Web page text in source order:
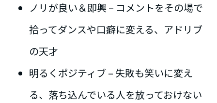
ノリが良い＆即興 – コメントをその場で
拾ってダンスや口癖に変える、アドリブ
の天才
明るくポジティブ – 失敗も笑いに変え
る、落ち込んでいる人を放っておけない